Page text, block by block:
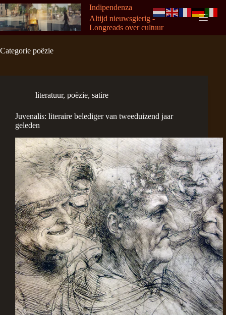
Ga
naar
de
inhoud
Indipendenza
Altijd nieuwsgierig -
Longreads over cultuur
Categorie poëzie
literatuur, poëzie, satire
Juvenalis: literaire belediger van tweeduizend jaar
geleden